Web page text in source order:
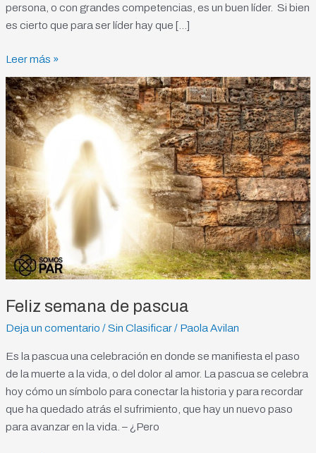
persona, o con grandes competencias, es un buen líder. Si bien
es cierto que para ser líder hay que […]
Leer más »
Feliz semana de pascua
Deja un comentario /Sin Clasificar/ Paola Avilan
Es la pascua una celebración en donde se manifiesta el paso
de la muerte a la vida, o del dolor al amor. La pascua se celebra
hoy cómo un símbolo para conectar la historia y para recordar
que ha quedado atrás el sufrimiento, que hay un nuevo paso
para avanzar en la vida. – ¿Pero
Feliz
semana
de
pascua